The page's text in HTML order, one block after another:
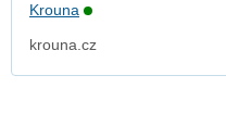
Krouna
krouna.cz